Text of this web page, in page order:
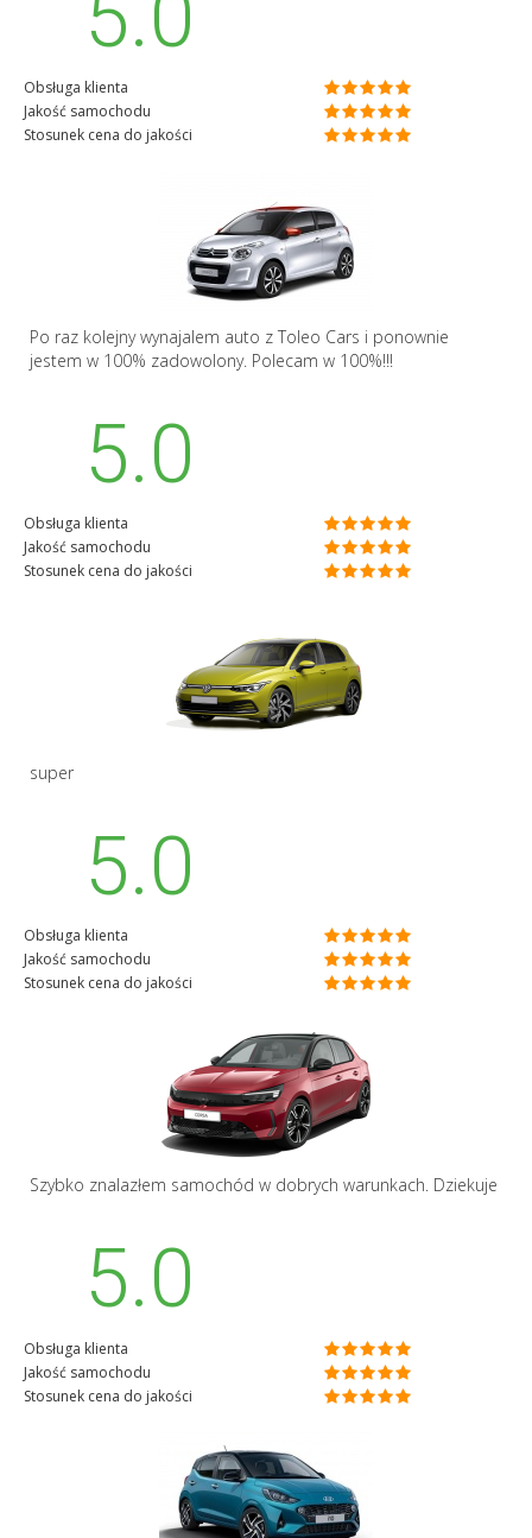
Obsługa klienta
Jakość samochodu
Stosunek cena do jakości
Po raz kolejny wynajalem auto z Toleo Cars i ponownie
jestem w 100% zadowolony. Polecam w 100%!!!
5.0
Obsługa klienta
Jakość samochodu
Stosunek cena do jakości
super
5.0
Obsługa klienta
Jakość samochodu
Stosunek cena do jakości
Szybko znalazłem samochód w dobrych warunkach. Dziekuje
5.0
Obsługa klienta
Jakość samochodu
Stosunek cena do jakości